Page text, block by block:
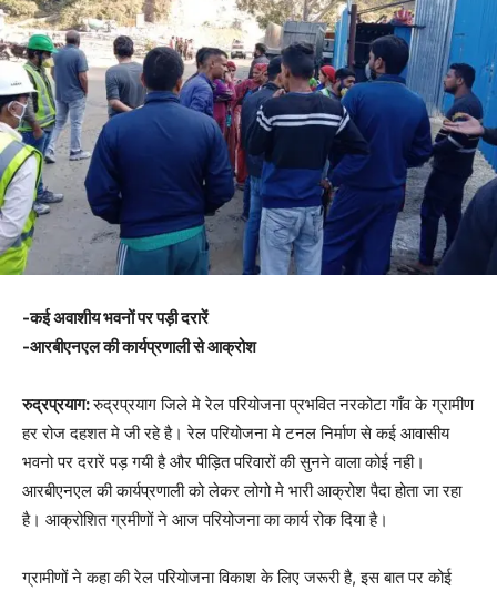
-कई अवाशीय भवनों पर पड़ी दरारें
-आरबीएनएल की कार्यप्रणाली से आक्रोश
रुद्रप्रयाग:रुद्रप्रयाग जिले मे रेल परियोजना प्रभवित नरकोटा गाँव के ग्रामीण
हर रोज दहशत मे जी रहे है। रेल परियोजना मे टनल निर्माण से कई आवासीय
भवनो पर दरारें पड़ गयी है और पीड़ित परिवारों की सुनने वाला कोई नही।
आरबीएनएल की कार्यप्रणाली को लेकर लोगो मे भारी आक्रोश पैदा होता जा रहा
है। आक्रोशित ग्रमीणों ने आज परियोजना का कार्य रोक दिया है।
ग्रामीणों ने कहा की रेल परियोजना विकाश के लिए जरूरी है, इस बात पर कोई